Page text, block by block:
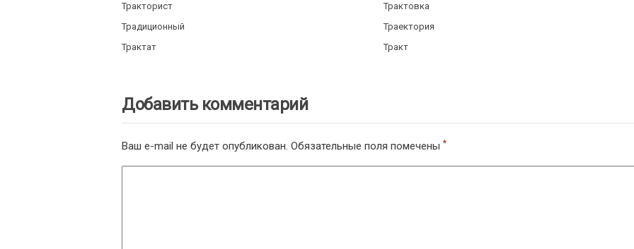
Тракторист
Трактовка
Традиционный
Траектория
Трактат
Тракт
Добавить комментарий
Ваш e-mail не будет опубликован. Обязательные поля помечены *